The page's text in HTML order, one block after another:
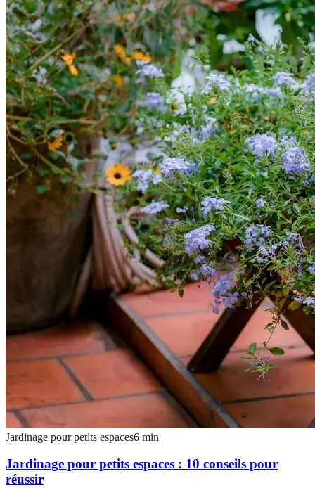
Jardinage pour petits espaces6 min
Jardinage pour petits espaces : 10 conseils pour
réussir